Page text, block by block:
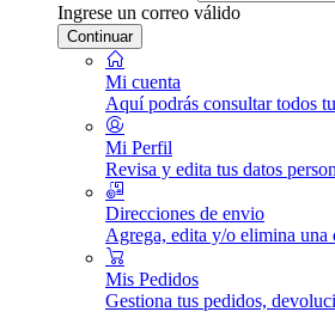
Ingrese un correo válido
Continuar
Mi cuenta
Aquí podrás consultar todos
Mi Perfil
Revisa y edita tus datos
Direcciones de envio
Agrega, edita y/o elimina una
Mis Pedidos
Gestiona tus pedidos,